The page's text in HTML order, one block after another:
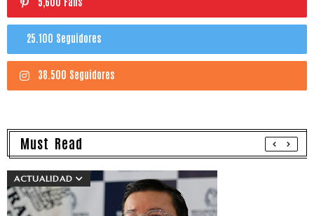
25.100 Seguidores
38.500 Seguidores
Must Read
ACTUALIDAD